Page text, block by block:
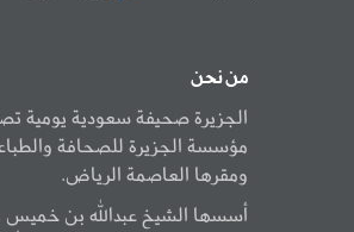
من نحن
الجزيرة صحيفة سعودية يومية
مؤسسة الجزيرة للصحافة
ومقرها العاصمة الرياض.
أسسها الشيخ عبدالله بن خميس